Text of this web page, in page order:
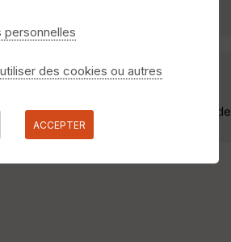
et le site du bâtiement José »
un mélange de caillou, de sable, de
personnelles
des cookies ou autres
ACCEPTER